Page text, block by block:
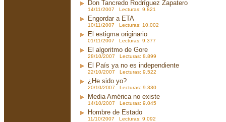
Don Tancredo Rodríguez Zapatero
14/11/2007 Lecturas: 9.821
Engordar a ETA
10/11/2007 Lecturas: 10.002
El estigma originario
01/11/2007 Lecturas: 9.377
El algoritmo de Gore
28/10/2007 Lecturas: 8.899
El País ya no es independiente
22/10/2007 Lecturas: 9.522
¿He sido yo?
20/10/2007 Lecturas: 9.330
Media América no existe
14/10/2007 Lecturas: 9.045
Hombre de Estado
11/10/2007 Lecturas: 9.092